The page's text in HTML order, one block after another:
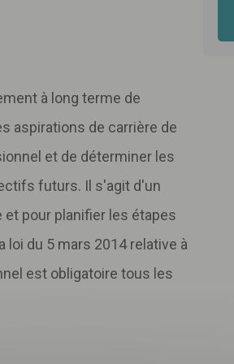
à long terme de
aspirations de carrière de
et de déterminer les
futurs. Il s'agit d'un
pour planifier les étapes
du 5 mars 2014 relative à
est obligatoire tous les